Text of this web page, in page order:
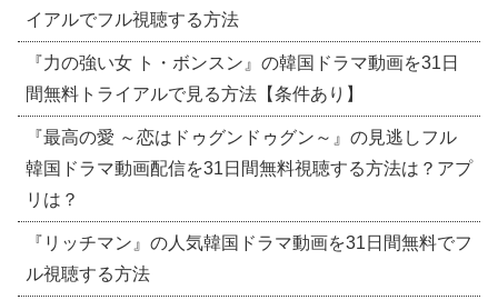
イアルでフル視聴する方法
『力の強い女 ト・ボンスン』の韓国ドラマ動画を31日
間無料トライアルで見る方法【条件あり】
『最高の愛 ～恋はドゥグンドゥグン～』の見逃しフル
韓国ドラマ動画配信を31日間無料視聴する方法は？アプ
リは？
『リッチマン』の人気韓国ドラマ動画を31日間無料でフ
ル視聴する方法